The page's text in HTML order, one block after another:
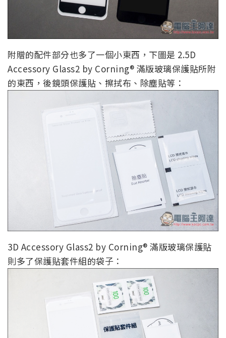
附贈的配件部分也多了一個小東西，下圖是 2.5D
Accessory Glass2 by Corning® 滿版玻璃保護貼所附
的東西，後鏡頭保護貼、擦拭布、除塵貼等：
3D Accessory Glass2 by Corning® 滿版玻璃保護貼
則多了保護貼套件組的袋子：